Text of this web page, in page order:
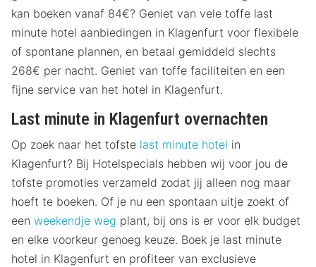
kan boeken vanaf 84€? Geniet van vele toffe last
minute hotel aanbiedingen in Klagenfurt voor flexibele
of spontane plannen, en betaal gemiddeld slechts
268€ per nacht. Geniet van toffe faciliteiten en een
fijne service van het hotel in Klagenfurt.
Last minute in Klagenfurt overnachten
Op zoek naar het tofste last minute hotel in
Klagenfurt? Bij Hotelspecials hebben wij voor jou de
tofste promoties verzameld zodat jij alleen nog maar
hoeft te boeken. Of je nu een spontaan uitje zoekt of
een weekendje weg plant, bij ons is er voor elk budget
en elke voorkeur genoeg keuze. Boek je last minute
hotel in Klagenfurt en profiteer van exclusieve